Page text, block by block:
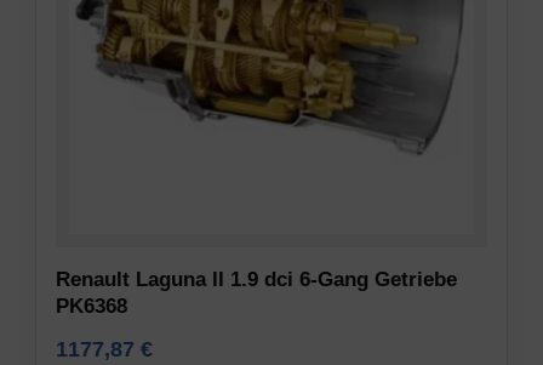
Renault Laguna II 1.9 dci 6-Gang Getriebe
PK6368
1177,87 €